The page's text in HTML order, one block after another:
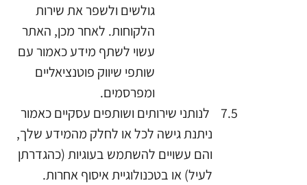
גולשים ולשפר את שירות
הלקוחות. לאחר מכן, האתר
עשוי לשתף מידע כאמור עם
שותפי שיווק פוטנציאליים
ומפרסמים.
לנותני שירותים ושותפים עסקיים כאמור
ניתנת גישה לכל או לחלק מהמידע שלך,
והם עשויים להשתמש בעוגיות (כהגדרתן
לעיל) או בטכנולוגיית איסוף אחרות.